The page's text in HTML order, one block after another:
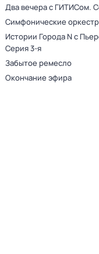
Два вечера с ГИТИСом.
Симфонические
Истории Города N с
Серия 3-я
Забытое ремесло
Окончание эфира